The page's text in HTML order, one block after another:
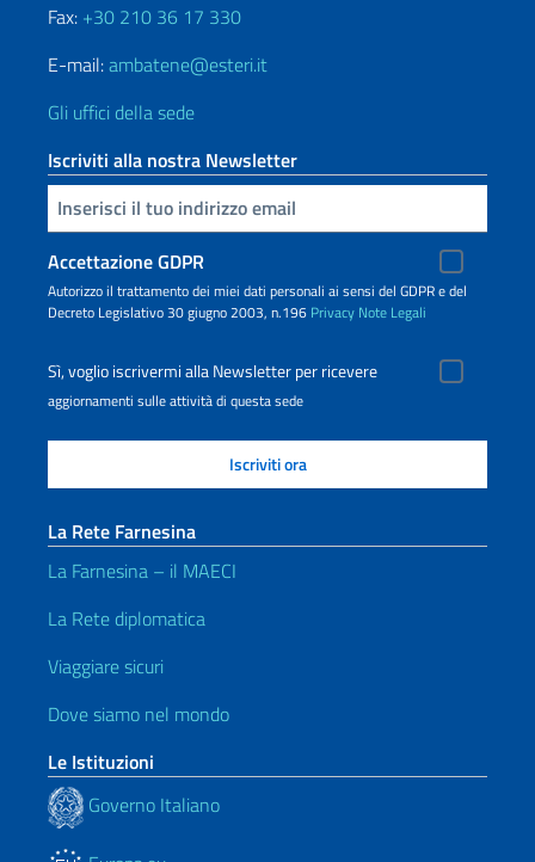
Fax: +30 210 36 17 330
E-mail:ambatene@esteri.it
Gli uffici della sede
Iscriviti alla nostra Newsletter
Inserisci la tua email
Accettazione GDPR
Autorizzo il trattamento dei miei dati personali ai sensi del GDPR e del
Decreto Legislativo 30 giugno 2003, n.196 Privacy Note Legali
Sì, voglio iscrivermi alla Newsletter per ricevere
aggiornamenti sulle attività di questa sede
La Rete Farnesina
La Farnesina – il MAECI
La Rete diplomatica
Viaggiare sicuri
Dove siamo nel mondo
Le Istituzioni
Governo Italiano